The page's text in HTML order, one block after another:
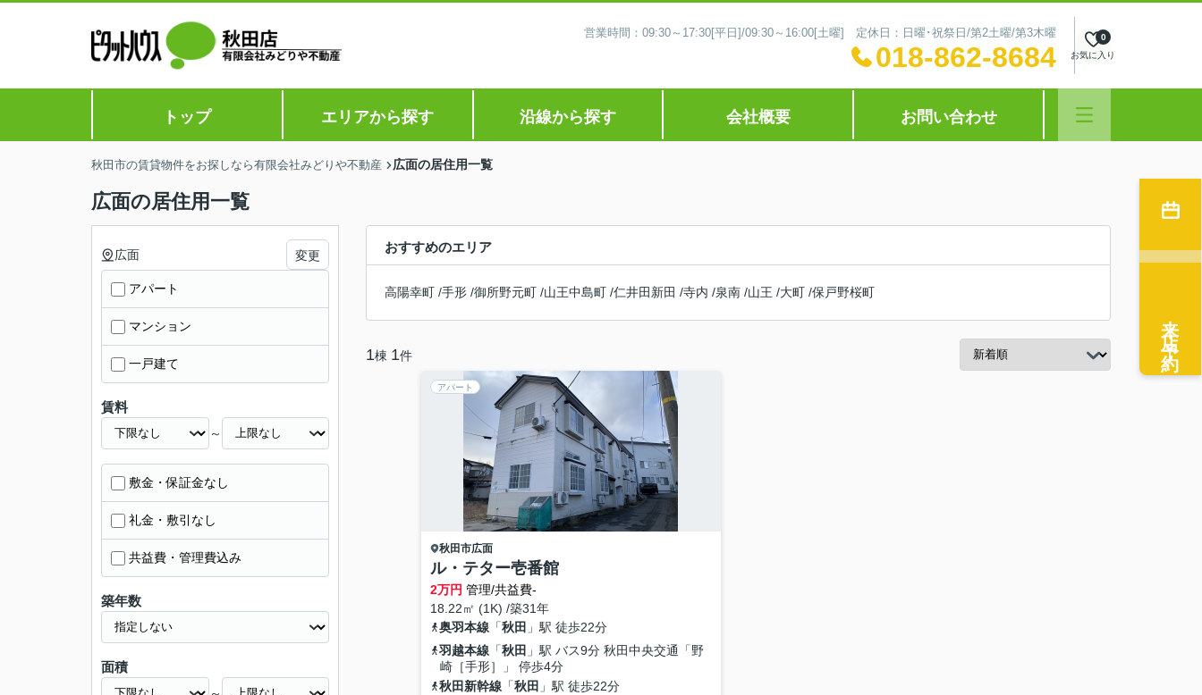
営業時間：09:30～17:30[平日]/09:30～16:00[土曜] 定休日：日曜･祝祭日/第2土曜/第3木曜
018-862-8684 お気に入り
0
トップ エリアから探す 沿線から探す 会社概要 お問い合わせ
秋田市の賃貸物件をお探しなら有限会社みどりや不動産 広面の居住用一覧
広面の居住用一覧
おすすめのエリア
高陽幸町 /手形 /御所野元町 /山王中島町 /仁井田新田 /寺内 /泉南 /山王 /大町 /保戸野桜町
1棟 1件
アパート
秋田市広面
ル・テター壱番館
2万円 管理/共益費-
18.22㎡ (1K) /築31年
奥羽本線「秋田 」駅 徒歩22分
羽越本線「秋田 」駅 バス9分 秋田中央交通「野
崎［手形］」 停歩4分
秋田新幹線「秋田 」駅 徒歩22分
広面 変更
アパート
マンション
一戸建て
賃料
～
敷金・保証金なし
礼金・敷引なし
共益費・管理費込み
築年数
面積
来店予約